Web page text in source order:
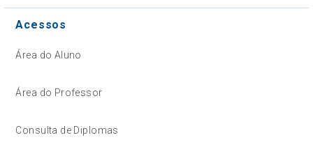
Acessos
Área do Aluno
Área do Professor
Consulta de Diplomas